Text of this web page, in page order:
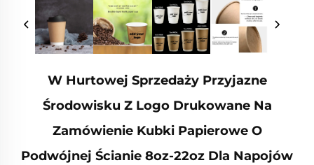
W Hurtowej Sprzedaży Przyjazne
Środowisku Z Logo Drukowane Na
Zamówienie Kubki Papierowe O
Podwójnej Ścianie 8oz-22oz Dla Napojów